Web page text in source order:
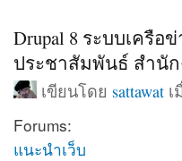
Drupal 8 ระบบเครือ
ประชาสัมพันธ์ สำนัก
เขียนโดย sattawat เ
Forums:
แนะนำเว็บ